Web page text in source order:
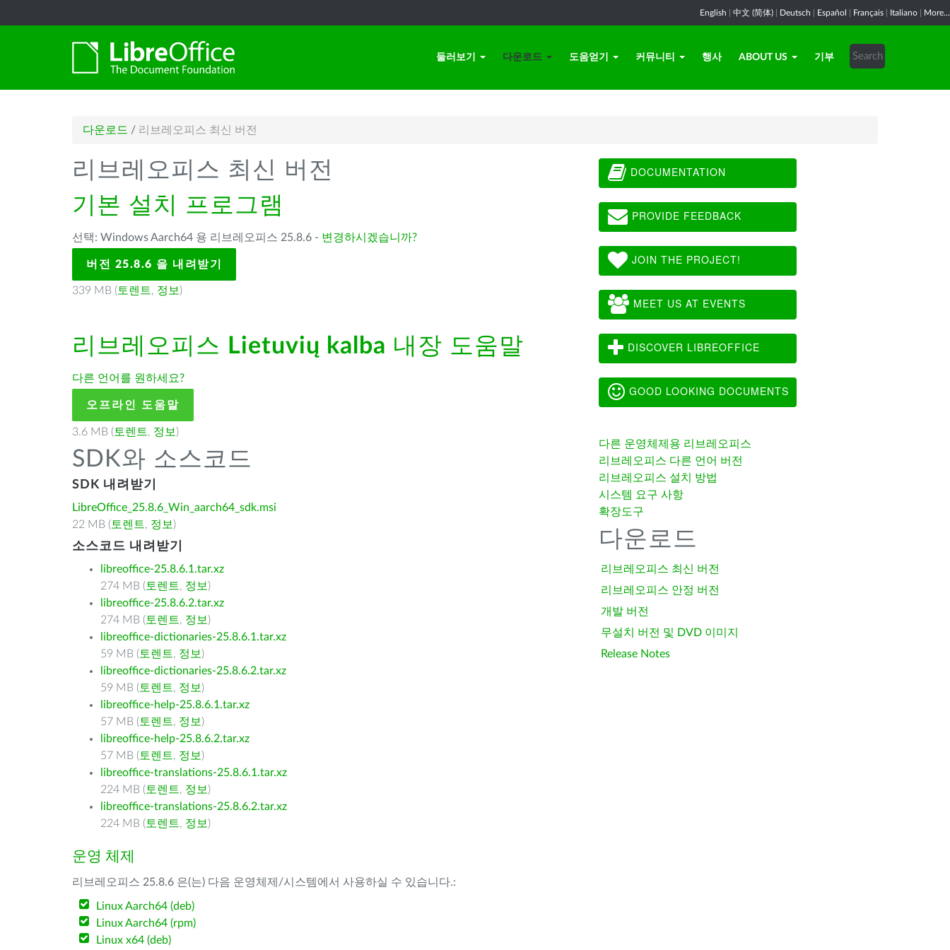
English 中文 (简体) Deutsch Español Français Italiano More...
둘러보기 다운로드 도움얻기 커뮤니티 행사 ABOUT US 기부
다운로드 / 리브레오피스 최신 버전
리브레오피스 최신 버전
기본 설치 프로그램
선택: Windows Aarch64 용 리브레오피스 25.8.6 - 변경하시겠습니까?
버전 25.8.6 을 내려받기
339 MB ( 토렌트, 정보 )
리브레오피스 Lietuvių kalba 내장 도움말
다른 언어를 원하세요?
오프라인 도움말
3.6 MB ( 토렌트, 정보 )
SDK와 소스코드
SDK 내려받기
LibreOffice_25.8.6_Win_aarch64_sdk.msi
22 MB ( 토렌트, 정보 )
소스코드 내려받기
libreoffice-25.8.6.1.tar.xz
274 MB ( 토렌트, 정보 )
libreoffice-25.8.6.2.tar.xz
274 MB ( 토렌트, 정보 )
libreoffice-dictionaries-25.8.6.1.tar.xz
59 MB ( 토렌트, 정보 )
libreoffice-dictionaries-25.8.6.2.tar.xz
59 MB ( 토렌트, 정보 )
libreoffice-help-25.8.6.1.tar.xz
57 MB ( 토렌트, 정보 )
libreoffice-help-25.8.6.2.tar.xz
57 MB ( 토렌트, 정보 )
libreoffice-translations-25.8.6.1.tar.xz
224 MB ( 토렌트, 정보 )
libreoffice-translations-25.8.6.2.tar.xz
224 MB ( 토렌트, 정보 )
운영 체제
리브레오피스 25.8.6 은(는) 다음 운영체제/시스템에서 사용하실 수 있습니다.:
Linux Aarch64 (deb)
Linux Aarch64 (rpm)
Linux x64 (deb)
DOCUMENTATION
PROVIDE FEEDBACK
JOIN THE PROJECT!
MEET US AT EVENTS
DISCOVER LIBREOFFICE
GOOD LOOKING DOCUMENTS
다른 운영체제용 리브레오피스
리브레오피스 다른 언어 버전
리브레오피스 설치 방법
시스템 요구 사항
확장도구
다운로드
리브레오피스 최신 버전
리브레오피스 안정 버전
개발 버전
무설치 버전 및 DVD 이미지
Release Notes